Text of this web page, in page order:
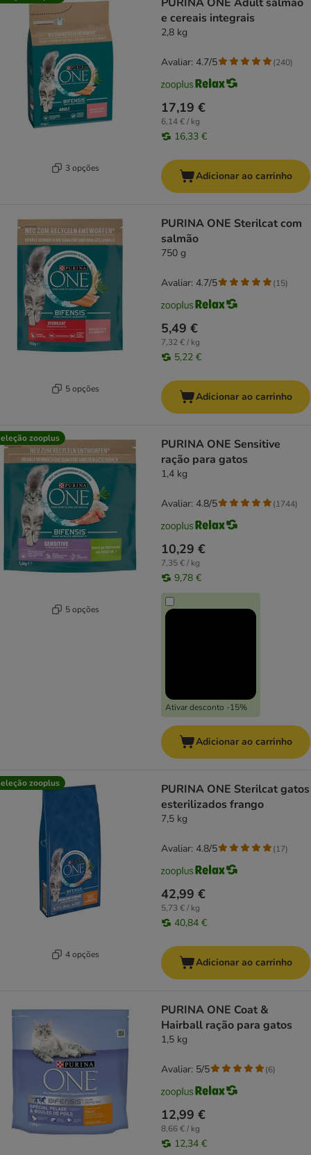
3 opções
e cereais integrais
2,8 kg
17,19 €
6,14 € / kg
16,33 €
Avaliar: 4.7/5 (240)
Adicionar ao carrinho
5 opções
PURINA ONE Sterilcat com
salmão
750 g
5,49 €
7,32 € / kg
5,22 €
Avaliar: 4.7/5 (15)
Adicionar ao carrinho
zooplus
5 opções
PURINA ONE Sensitive
ração para gatos
1,4 kg
10,29 €
7,35 € / kg
9,78 €
Ativar desconto -15%
Avaliar: 4.8/5 (1744)
Adicionar ao carrinho
zooplus
4 opções
PURINA ONE Sterilcat gatos
esterilizados frango
7,5 kg
42,99 €
5,73 € / kg
40,84 €
Avaliar: 4.8/5 (17)
Adicionar ao carrinho
PURINA ONE Coat &
Hairball ração para gatos
1,5 kg
12,99 €
8,66 € / kg
12,34 €
Avaliar: 5/5 (6)